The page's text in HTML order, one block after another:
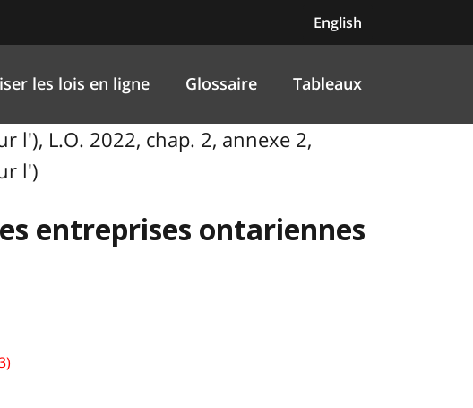
English
les lois en ligne Glossaire Tableaux
L.O. 2022, chap. 2, annexe 2,
l')
entreprises ontariennes